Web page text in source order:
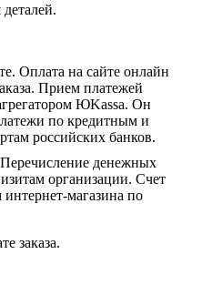
Оплата на сайте онлайн
Прием платежей
ЮKassa. Он
по кредитным и
российских банков.
Перечисление денежных
организации. Счет
магазина по
заказа.